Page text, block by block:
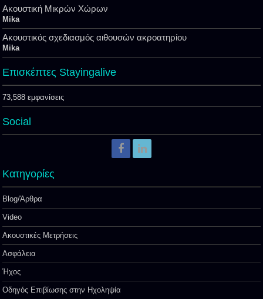
Ακουστική Μικρών Χώρων
Mika
Ακουστικός σχεδιασμός αιθουσών ακροατηρίου
Mika
Επισκέπτες Stayingalive
73,588 εμφανίσεις
Social
Kατηγορίες
Blog/Άρθρα
Video
Ακουστικές Μετρήσεις
Ασφάλεια
Ήχος
Οδηγός Επιβίωσης στην Ηχοληψία